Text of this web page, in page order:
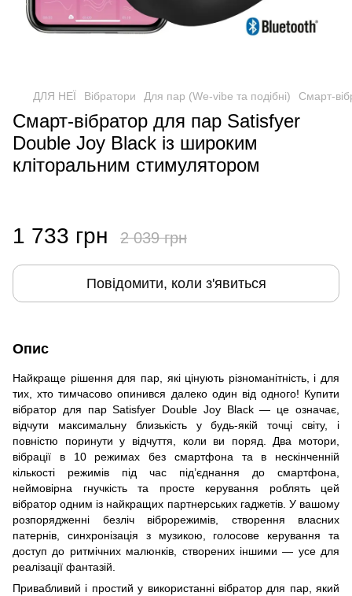
ДЛЯ НЕЇ Вібратори Для пар (We-vibe та подібні) Смарт-
Смарт-вібратор для пар Satisfyer
Double Joy Black із широким
кліторальним стимулятором
1 733 грн 2 039 грн
Повідомити, коли з'явиться
Опис
Найкраще рішення для пар, які цінують різноманітність, і для
тих, хто тимчасово опинився далеко один від одного! Купити
вібратор для пар Satisfyer Double Joy Black — це означає,
відчути максимальну близькість у будь-якій точці світу, і
повністю поринути у відчуття, коли ви поряд. Два мотори,
вібрації в 10 режимах без смартфона та в нескінченній
кількості режимів під час під’єднання до смартфона,
неймовірна гнучкість та просте керування роблять цей
вібратор одним із найкращих партнерських гаджетів. У вашому
розпорядженні безліч віброрежимів, створення власних
патернів, синхронізація з музикою, голосове керування та
доступ до ритмічних малюнків, створених іншими — усе для
реалізації фантазій.
Привабливий і простий у використанні вібратор для пар, який